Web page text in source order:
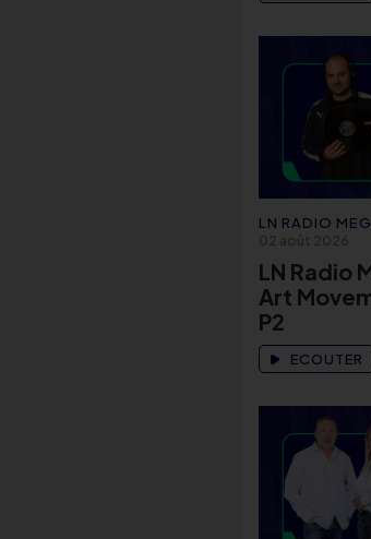
LN RADIO
02 août 2026
LN Radio
Art
P2
ECOUTER